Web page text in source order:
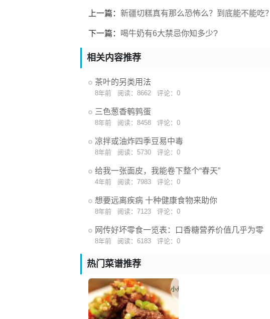
猪肉呈粉红色，色泽不算鲜艳；脂肪含量较多。
上一篇： 新疆切糕真有那么恐怖么？到底能不能吃？
下一篇： 喝牛奶有6大禁忌你知多少?
相关内容推荐
茶叶的另类用法
8年前 阅读：8662 评论：0
三色葱香鹌鹑蛋
8年前 阅读：8458 评论：0
凉拌或油炸四季豆易中毒
8年前 阅读：5730 评论：0
给我一张面皮，我能卷下整个“春天”
4年前 阅读：7983 评论：0
想要远离疾病 十种健康食物来助你
8年前 阅读：7123 评论：0
网传好坏零食一览表：口香糖营养价值几乎为零
8年前 阅读：6183 评论：0
热门菜谱推荐